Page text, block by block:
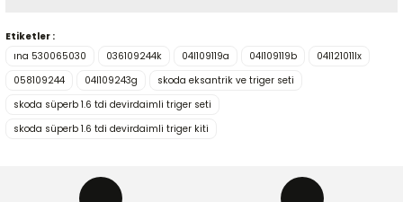
Bu ürünün fiyat bilgisi, resim, ürün açıklamalarında ve diğer
konularda yetersiz gördüğünüz noktaları öneri formunu
kullanarak tarafımıza iletebilirsiniz.
Ürün resmi kalitesiz, bozuk veya görüntülenemiyor.
Ürün bilgilerinde hatalar bulunuyor.
Etiketler :
ına 530065030
036109244k 04l109119a 04l109119b
04l121011lx
058109244
04l109243g
skoda eksantrik ve triger seti
skoda süperb 1.6 tdi devirdaimli triger seti
skoda süperb 1.6 tdi devirdaimli triger kiti